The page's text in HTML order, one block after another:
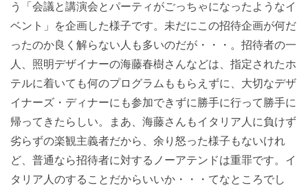
う「会議と講演会とパーティがごっちゃになったようなイ
ベント」を企画した様子です。未だにこの招待企画が何だ
ったのか良く解らない人も多いのだが・・・。招待者の一
人、照明デザイナーの海藤春樹さんなどは、指定されたホ
テルに着いても何のプログラムももらえずに、大切なデザ
イナーズ・ディナーにも参加できずに勝手に行って勝手に
帰ってきたらしい。まあ、海藤さんもイタリア人に負けず
劣らずの楽観主義者だから、余り怒った様子もないけれ
ど、普通なら招待者に対するノーアテンドは重罪です。イ
タリア人のすることだからいいか・・・てなところでし